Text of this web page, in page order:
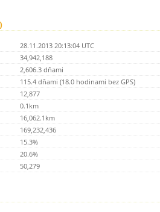
28.11.2013 20:13:04 UTC
34,942,188
2,606.3 dňami
115.4 dňami (18.0 hodinami bez GPS)
12,877
0.1km
16,062.1km
169,232,436
15.3%
20.6%
50,279